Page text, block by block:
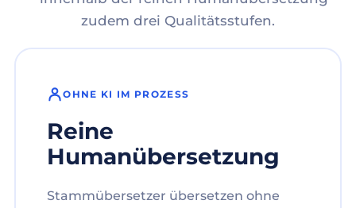
zudem drei Qualitätsstufen.
OHNE KI IM PROZESS
Reine
Humanübersetzung
Stammübersetzer übersetzen ohne